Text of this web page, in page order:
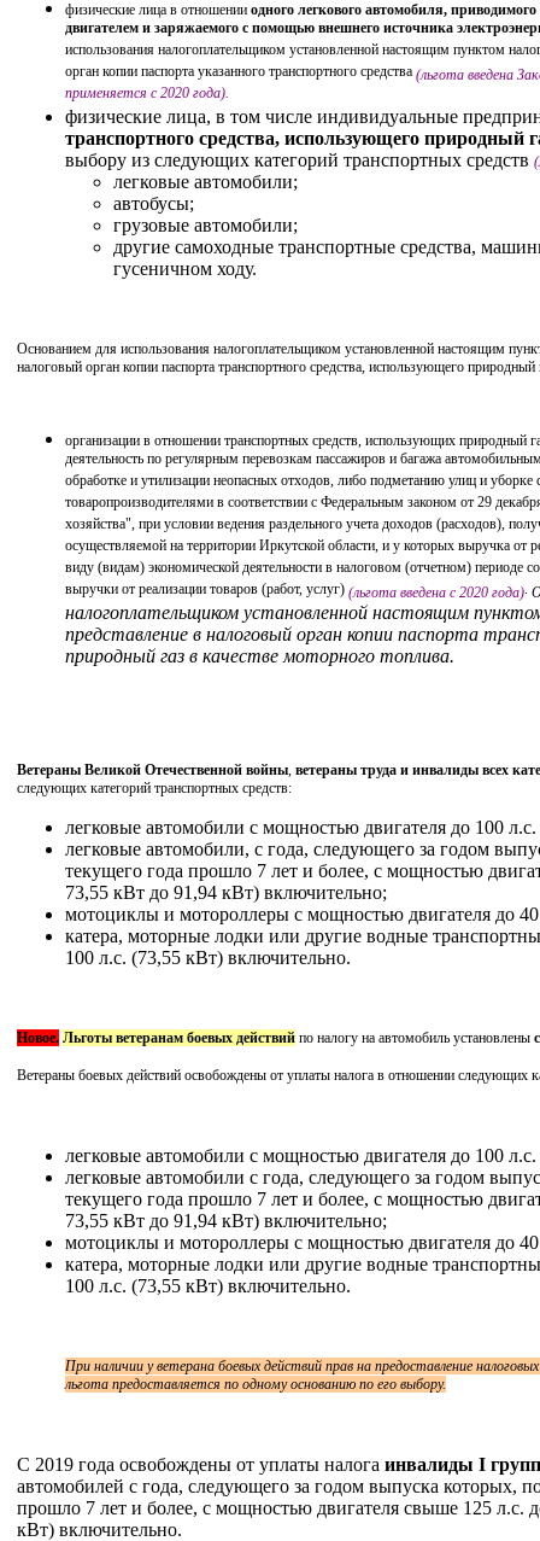
физические лица в отношении одного легкового автомобиля,
двигателем и заряжаемого с помощью внешнего источника
использования налогоплательщиком установленной настоящим пунктом
орган копии паспорта указанного транспортного средства (льгота введена
применяется с 2020 года).
физические лица, в том числе индивидуальные
транспортного средства, использующего природный
выбору из следующих категорий транспортных средств
легковые автомобили;
автобусы;
грузовые автомобили;
другие самоходные транспортные средства,
гусеничном ходу.
Основанием для использования налогоплательщиком установленной настоящим
налоговый орган копии паспорта транспортного средства, использующего природный
организации в отношении транспортных средств, использующих природный
деятельность по регулярным перевозкам пассажиров и багажа
обработке и утилизации неопасных отходов, либо подметанию улиц и
товаропроизводителями в соответствии с Федеральным законом от 29
хозяйства", при условии ведения раздельного учета доходов (расходов),
осуществляемой на территории Иркутской области, и у которых выручка от
виду (видам) экономической деятельности в налоговом (отчетном) периоде
выручки от реализации товаров (работ, услуг) (льгота введена с 2020 года).
налогоплательщиком установленной настоящим
представление в налоговый орган копии паспорта
природный газ в качестве моторного топлива.
Ветераны Великой Отечественной войны ветераны труда и инвалиды всех
следующих категорий транспортных средств:
легковые автомобили с мощностью двигателя до 100
легковые автомобили, с года, следующего за годом
текущего года прошло 7 лет и более, с мощностью
73,55 кВт до 91,94 кВт) включительно;
мотоциклы и мотороллеры с мощностью двигателя до
катера, моторные лодки или другие водные
100 л.с. (73,55 кВт) включительно.
Новое. Льготы ветеранам боевых действий по налогу на автомобиль установлены
Ветераны боевых действий освобождены от уплаты налога в отношении следующих
легковые автомобили с мощностью двигателя до 100
легковые автомобили с года, следующего за годом
текущего года прошло 7 лет и более, с мощностью
73,55 кВт до 91,94 кВт) включительно;
мотоциклы и мотороллеры с мощностью двигателя до
катера, моторные лодки или другие водные
100 л.с. (73,55 кВт) включительно.
При наличии у ветерана боевых действий прав на предоставление
льгота предоставляется по одному основанию по его выбору.
С 2019 года освобождены от уплаты налога инвалиды I
автомобилей с года, следующего за годом выпуска которых,
прошло 7 лет и более, с мощностью двигателя свыше 125 л.с.
кВт) включительно.